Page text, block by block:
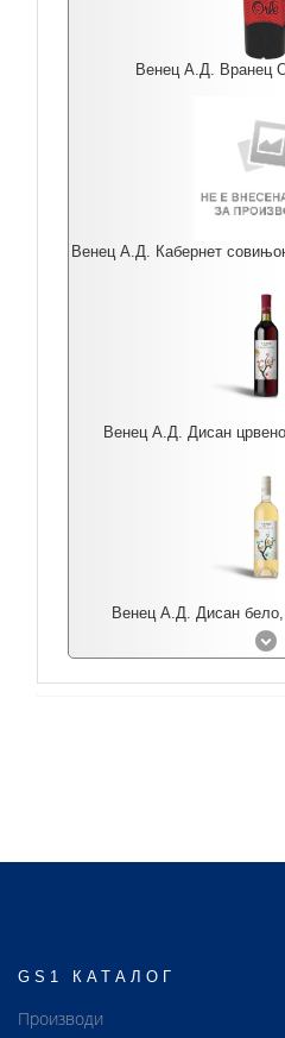
Венец А.Д. Вранец
Венец А.Д. Кабернет
Венец А.Д. Дисан
Венец А.Д. Дисан
GS1 КАТАЛОГ
Производи